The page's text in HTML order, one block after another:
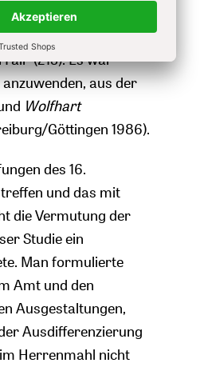
der
verlangt, während
(213). Es war
aus der
Wolfhart
Göttingen 1986).
des 16.
und das mit
die Vermutung der
Studie ein
Man formulierte
Amt und den
Ausgestaltungen,
Ausdifferenzierung
Herrenmahl nicht